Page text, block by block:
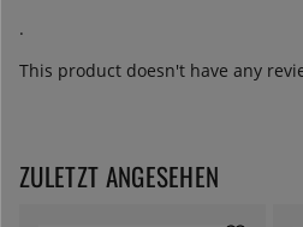
.
This product doesn't have any
ZULETZT ANGESEHEN